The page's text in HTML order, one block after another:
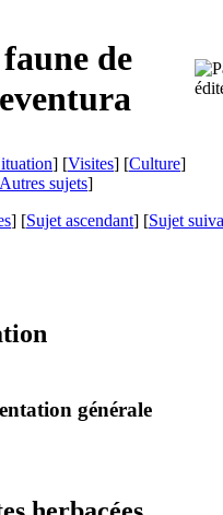
de
] [Visites] [Culture]
Autres sujets]
] [Sujet ascendant] [Sujet
générale